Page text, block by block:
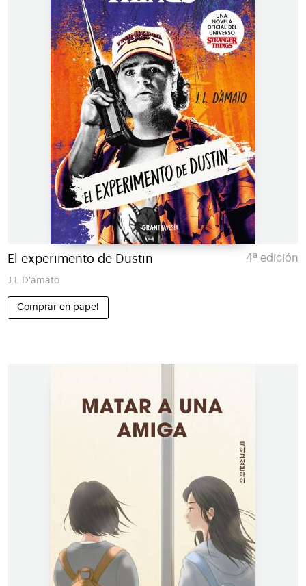
El experimento de Dustin 4ª edición
J.L.D'amato
Comprar en papel